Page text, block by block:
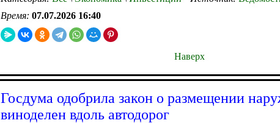
Время: 07.07.2026 16:40
Наверх
Госдума одобрила закон о размещении
виноделен вдоль автодорог